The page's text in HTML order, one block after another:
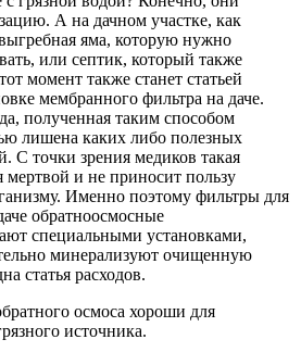
А на дачном участке, как
яма, которую нужно
или септик, который также
момент также станет статьей
мембранного фильтра на даче.
полученная таким способом
лишена каких либо полезных
С точки зрения медиков такая
мертвой и не приносит пользу
Именно поэтому фильтры для
обратноосмосные
специальными установками,
минерализуют очищенную
статья расходов.
осмоса хороши для
источника.